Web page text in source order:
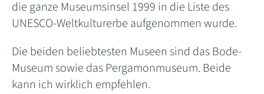
die ganze Museumsinsel 1999 in die Liste des
UNESCO-Weltkulturerbe aufgenommen wurde.
Die beiden beliebtesten Museen sind das Bode-
Museum sowie das Pergamonmuseum. Beide
kann ich wirklich empfehlen.